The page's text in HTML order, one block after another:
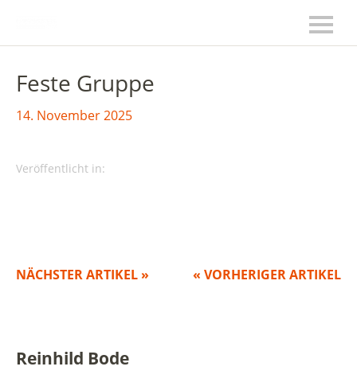
Feste Gruppe
14. November 2025
Veröffentlicht in:
NÄCHSTER ARTIKEL » « VORHERIGER ARTIKEL
Reinhild Bode